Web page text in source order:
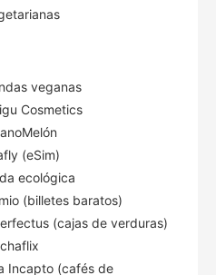
veganas
Cosmetics
(eSim)
ecológica
(billetes baratos)
(cajas de verduras)
Incapto (cafés de